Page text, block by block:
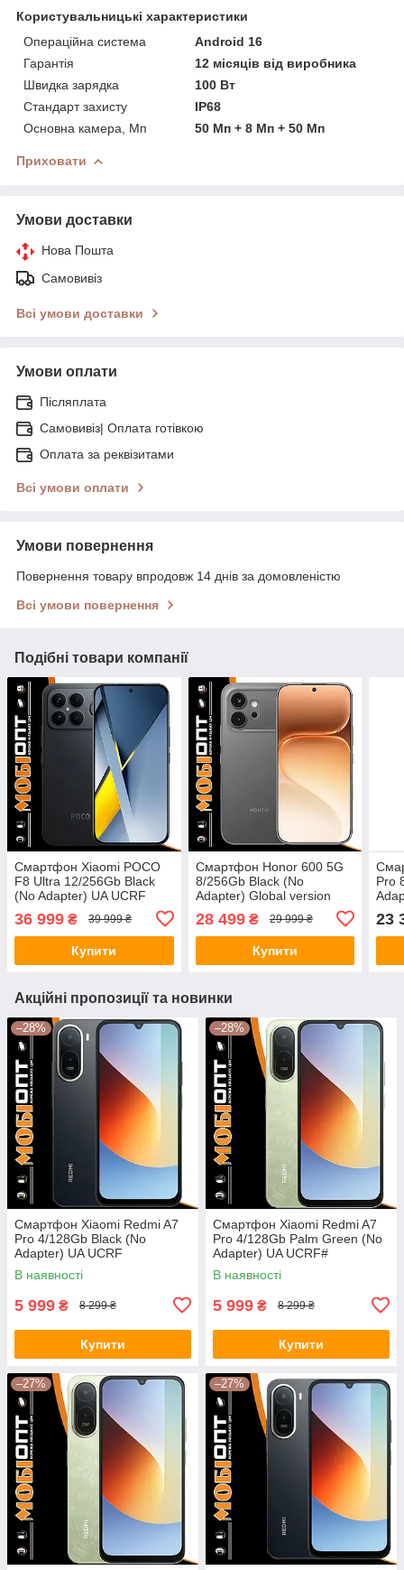
Користувальницькі характеристики
Операційна система
Android 16
Гарантія
12 місяців від виробника
Швидка зарядка
100 Вт
Стандарт захисту
IP68
Основна камера, Мп
50 Мп + 8 Мп + 50 Мп
Приховати
Умови доставки
Нова Пошта
Самовивіз
Всі умови доставки
Умови оплати
Післяплата
Самовивіз| Оплата готівкою
Оплата за реквізитами
Всі умови оплати
Умови повернення
Повернення товару впродовж 14 днів за домовленістю
Всі умови повернення
Подібні товари компанії
Смартфон Xiaomi POCO
F8 Ultra 12/256Gb Black
(No Adapter) UA UCRF
36 999 ₴ 39 999 ₴
Купити
Смартфон Honor 600 5G
8/256Gb Black (No
Adapter) Global version
28 499₴ 29 999 ₴
Купити
Pro
23
Акційні пропозиції та новинки
–28%
Смартфон Xiaomi Redmi A7
Pro 4/128Gb Black (No
Adapter) UA UCRF
В наявності
5 999 ₴ 8 299 ₴
Купити
–28%
Смартфон Xiaomi Redmi A7
Pro 4/128Gb Palm Green (No
Adapter) UA UCRF#
В наявності
5 999 ₴ 8 299 ₴
Купити
–27% –27%